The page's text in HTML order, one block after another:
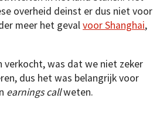
overheid deinst er dus niet voor
meer het gevalvoor Shanghai,
verkocht, was dat we niet zeker
dus het was belangrijk voor
earnings callweten.